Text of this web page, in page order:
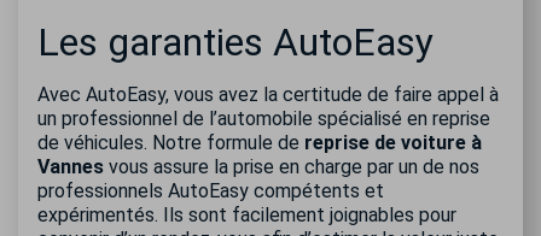
Les garanties AutoEasy
Avec AutoEasy, vous avez la certitude de faire appel à
un professionnel de l’automobile spécialisé en reprise
de véhicules. Notre formule de reprise de voiture à
Vannes vous assure la prise en charge par un de nos
professionnels AutoEasy compétents et
expérimentés. Ils sont facilement joignables pour